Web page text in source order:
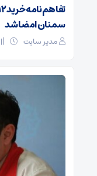
سمنان امضا شد
مدیر سایت